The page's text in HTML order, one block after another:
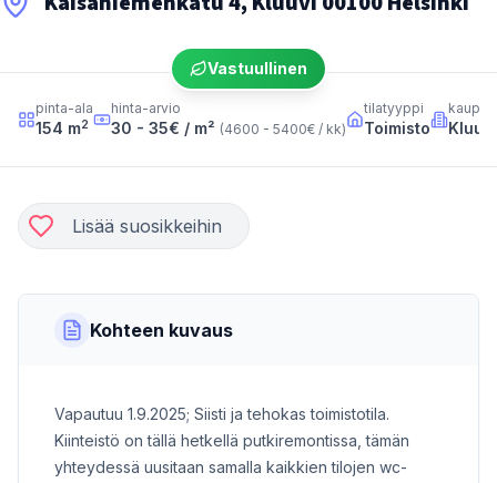
Vastuullinen
pinta-ala
154 m2
hinta-arvio
30 - 35€ / m² (4600 - 5400€ / kk)
tilatyyppi
Toimisto Kluuvi
Lisää suosikkeihin
Kohteen kuvaus
Vapautuu 1.9.2025; Siisti ja tehokas toimistotila.
Kiinteistö on tällä hetkellä putkiremontissa, tämän
yhteydessä uusitaan samalla kaikkien tilojen wc-